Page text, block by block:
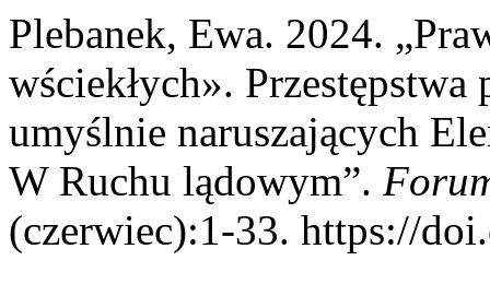
Plebanek, Ewa. 2024.
wściekłych».
umyślnie naruszających
W Ruchu lądowym”.
(czerwiec):1-33. https://